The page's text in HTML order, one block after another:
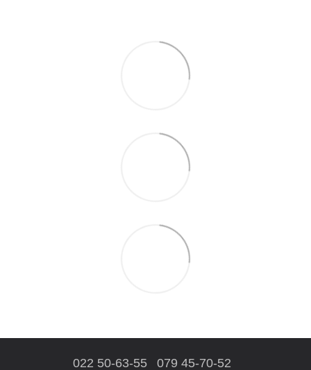
022 50-63-55 079 45-70-52